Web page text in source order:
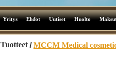
Yritys Ehdot Uutiset Huolto
Tuotteet /MCCM Medical